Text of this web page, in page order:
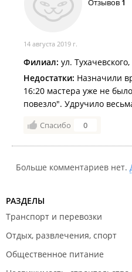
Отзывов 1
14 августа 2019 г.
Филиал: ул. Тухачевского,
Недостатки: Назначили
16:20 мастера уже не
повезло". Удручило
Спасибо 0
Больше комментариев нет.
РАЗДЕЛЫ
Транспорт и перевозки
Отдых, развлечения, спорт
Общественное питание